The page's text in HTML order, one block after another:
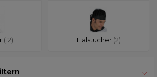
(12) Halstücher (2)